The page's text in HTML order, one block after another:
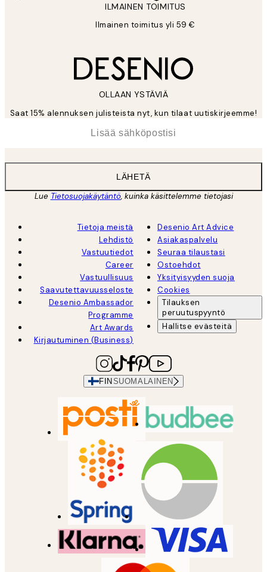
ILMAINEN TOIMITUS
Ilmainen toimitus yli 59 €
OLLAAN YSTÄVIÄ
Saat 15% alennuksen julisteista nyt, kun tilaat uutiskirjeemme!
LÄHETÄ
Lue Tietosuojakäytäntö, kuinka käsittelemme tietojasi
Tietoja meistä
Lehdistö
Vastuutiedot
Career
Vastuullisuus
Saavutettavuusseloste
Desenio Ambassador
Programme
Art Awards
Kirjautuminen (Business)
Desenio Art Advice
Asiakaspalvelu
Seuraa tilaustasi
Ostoehdot
Yksityisyyden suoja
Cookies
Tilauksen
peruutuspyyntö
Hallitse evästeitä
FIN SUOMALAINEN